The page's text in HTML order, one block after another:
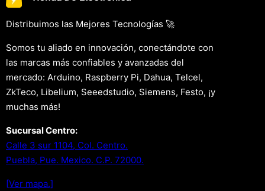
Distribuimos las Mejores Tecnologías 🚀
Somos tu aliado en innovación, conectándote con
las marcas más confiables y avanzadas del
mercado: Arduino, Raspberry Pi, Dahua, Telcel,
ZkTeco, Libelium, Seeedstudio, Siemens, Festo, ¡y
muchas más!
Sucursal Centro:
Calle 3 sur 1104, Col. Centro.
Puebla, Pue. Mexico. C.P. 72000.
[Ver mapa.]